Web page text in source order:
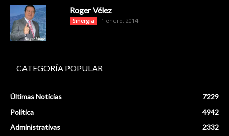
Roger Vélez
Sinergia 1 enero, 2014
CATEGORÍA POPULAR
Últimas Noticias
7229
Política
4942
Administrativas
2332